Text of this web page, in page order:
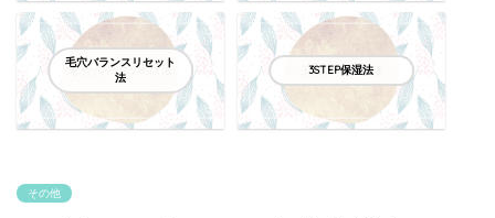
毛穴バランスリセット
法
3STEP保湿法
その他